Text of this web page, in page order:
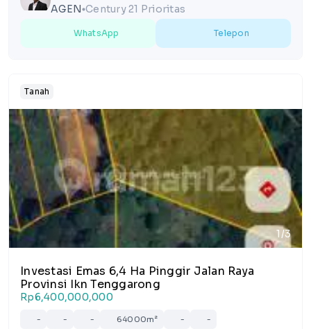
AGEN lensCentury 21 Prioritas
WhatsApp Telepon
Tanah
1/3
Investasi Emas 6,4 Ha Pinggir Jalan Raya
Provinsi Ikn Tenggarong
Rp6,400,000,000
- - - 64000m² - -